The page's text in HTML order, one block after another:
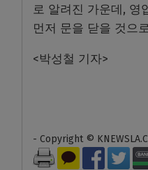
로 알려진 가운데, 영
먼저 문을 닫을 것으
<박성철 기자>
- Copyright ©